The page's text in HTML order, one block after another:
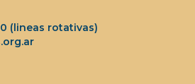
(lineas rotativas)